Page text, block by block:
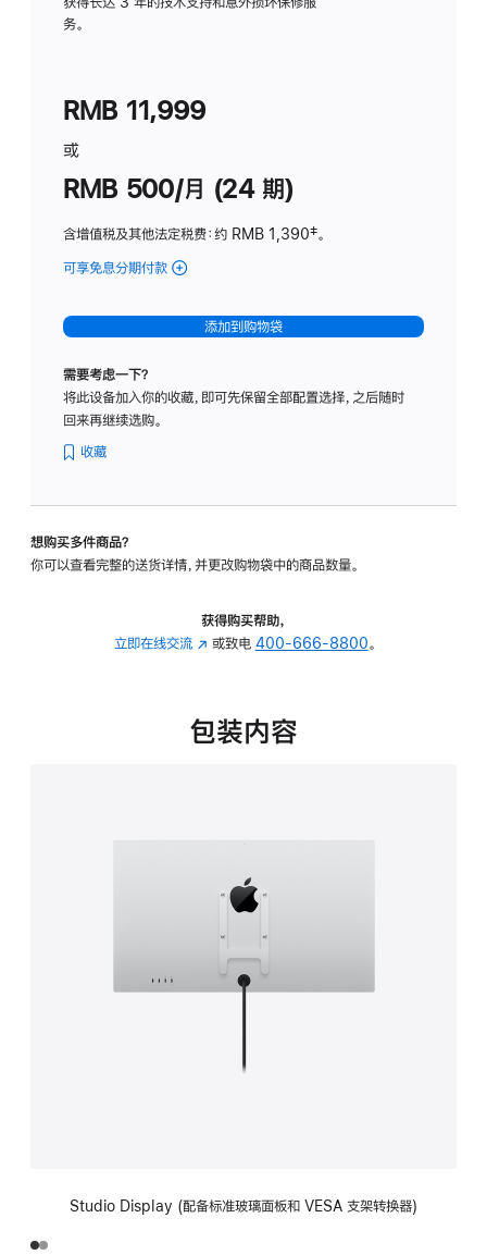
务。
RMB 11,999
或
RMB 500/月 (24 期)
含增值税及其他法定税费：约 RMB 1,390脚
‡。
可享免息分期付款 (Studio
-
标
璃
转
的
添加到购物袋
需要考虑一下？
将此设备加入你的收藏，即可先保留全部配置选择，之后随时
回来再继续选购。
收藏
想购买多件商品？
你可以查看完整的送货详情，并更改购物袋中的商品数量。
获得购买帮助，
立即在线交流 (在
中
或致电 400-666-8800。
包装内容
Studio Display (配备标准玻璃面板和 VESA 支架转换器)